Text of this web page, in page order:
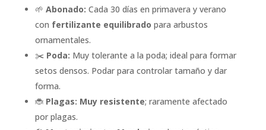
🌱 Abonado: Cada 30 días en primavera y verano
con fertilizante equilibrado para arbustos
ornamentales.
✂️ Poda: Muy tolerante a la poda; ideal para formar
setos densos. Podar para controlar tamaño y dar
forma.
🐞 Plagas: Muy resistente; raramente afectado
por plagas.